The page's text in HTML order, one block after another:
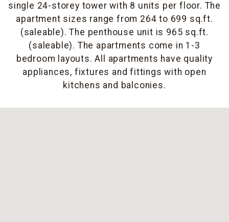
single 24-storey tower with 8 units per floor. The
apartment sizes range from 264 to 699 sq.ft.
(saleable). The penthouse unit is 965 sq.ft.
(saleable). The apartments come in 1-3
bedroom layouts. All apartments have quality
appliances, fixtures and fittings with open
kitchens and balconies.